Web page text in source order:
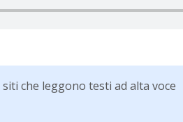
che leggono testi ad alta voce